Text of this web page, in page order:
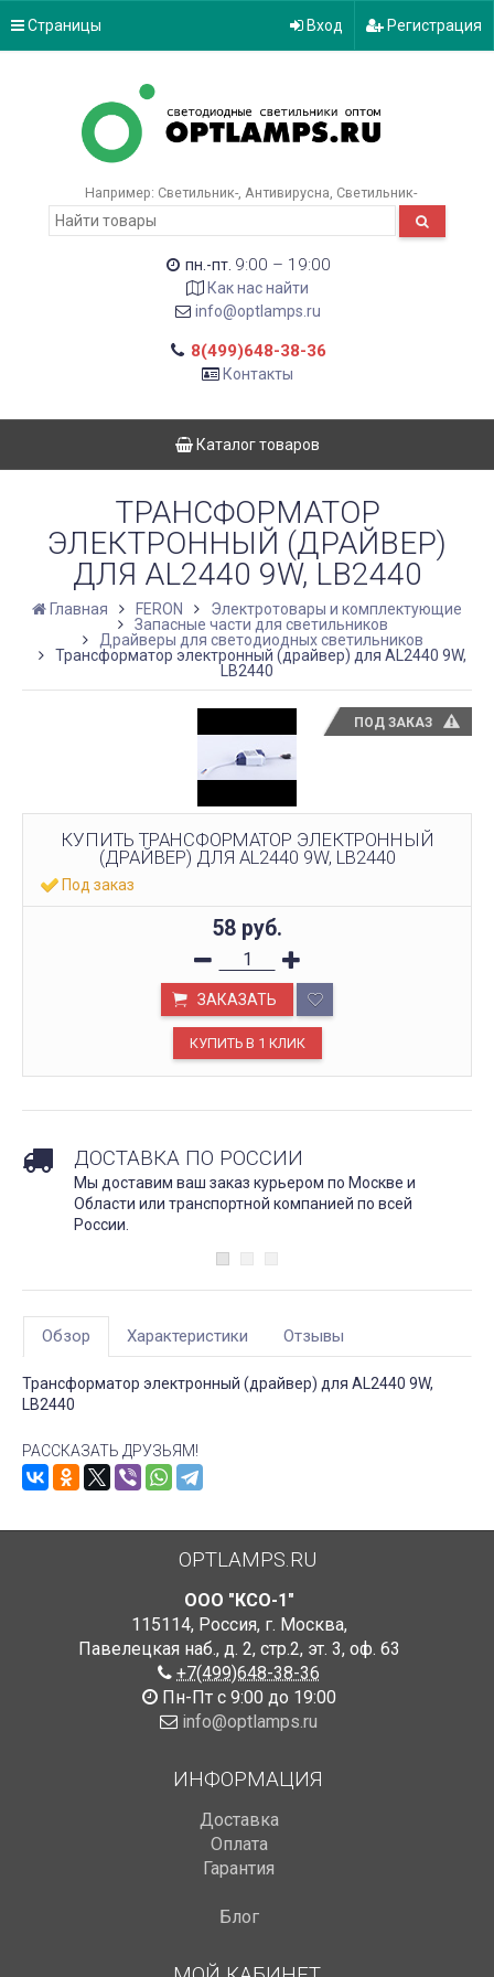
Страницы Вход Регистрация
Например: Светильник- Антивирусна Светильник-
пн.-пт. 9:00 – 19:00
Как нас найти
info@optlamps.ru
8(499)648-38-36
Контакты
Каталог товаров
ТРАНСФОРМАТОР
ЭЛЕКТРОННЫЙ (ДРАЙВЕР)
ДЛЯ AL2440 9W, LB2440
Главная FERON
Электротовары и комплектующие
Запасные части для светильников
Драйверы для светодиодных светильников
Трансформатор электронный (драйвер) для AL2440 9W,
LB2440
ПОД ЗАКАЗ
КУПИТЬ ТРАНСФОРМАТОР ЭЛЕКТРОННЫЙ
(ДРАЙВЕР) ДЛЯ AL2440 9W, LB2440
Под заказ
58 руб.
ЗАКАЗАТЬ
ДОСТАВКА ПО РОССИИ
Мы доставим ваш заказ курьером по Москве и
Области или транспортной компанией по всей
России.
Обзор Характеристики Отзывы
Трансформатор электронный (драйвер) для AL2440 9W,
LB2440
РАССКАЗАТЬ ДРУЗЬЯМ!
OPTLAMPS.RU
ООО "КСО-1"
115114, Россия, г. Москва,
Павелецкая наб., д. 2, стр.2, эт. 3, оф. 63
+7(499)648-38-36
Пн-Пт с 9:00 до 19:00
info@optlamps.ru
ИНФОРМАЦИЯ
Доставка
Оплата
Гарантия
Блог